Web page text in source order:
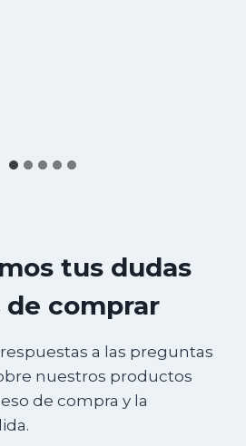
tus dudas
de comprar
a las preguntas
nuestros productos
de compra y la